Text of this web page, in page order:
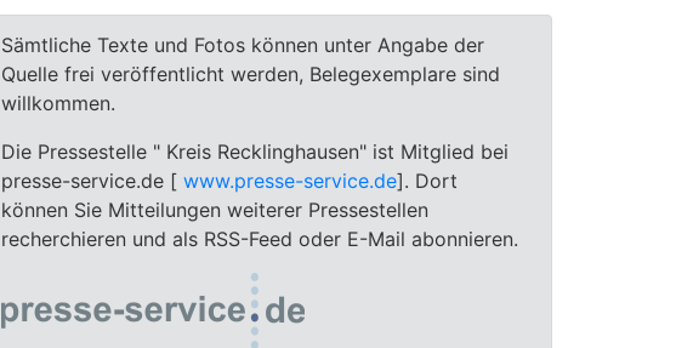
Sämtliche Texte und Fotos können unter Angabe der
Quelle frei veröffentlicht werden, Belegexemplare sind
willkommen.
Die Pressestelle " Kreis Recklinghausen" ist Mitglied bei
presse-service.de [ www.presse-service.de]. Dort
können Sie Mitteilungen weiterer Pressestellen
recherchieren und als RSS-Feed oder E-Mail abonnieren.